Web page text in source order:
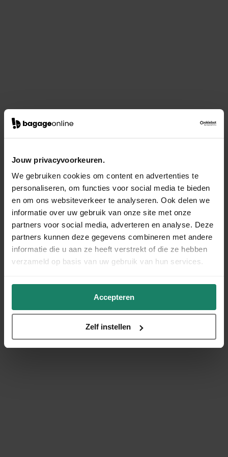
Jouw privacyvoorkeuren.
We gebruiken cookies om content en advertenties te
personaliseren, om functies voor social media te bieden
en om ons websiteverkeer te analyseren. Ook delen we
informatie over uw gebruik van onze site met onze
partners voor social media, adverteren en analyse. Deze
partners kunnen deze gegevens combineren met andere
informatie die u aan ze heeft verstrekt of die ze hebben
verzameld op basis van uw gebruik van hun services.
Accepteren
Zelf instellen